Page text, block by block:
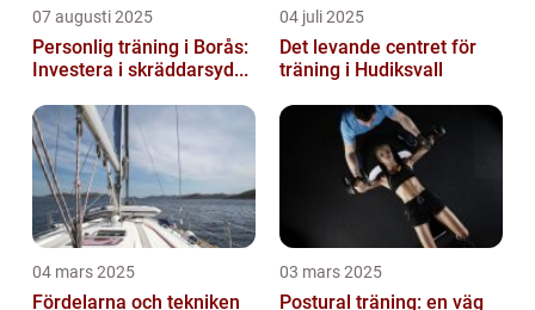
07 augusti 2025
Personlig träning i Borås:
Investera i skräddarsyd...
04 juli 2025
Det levande centret för
träning i Hudiksvall
04 mars 2025
Fördelarna och tekniken
03 mars 2025
Postural träning: en väg